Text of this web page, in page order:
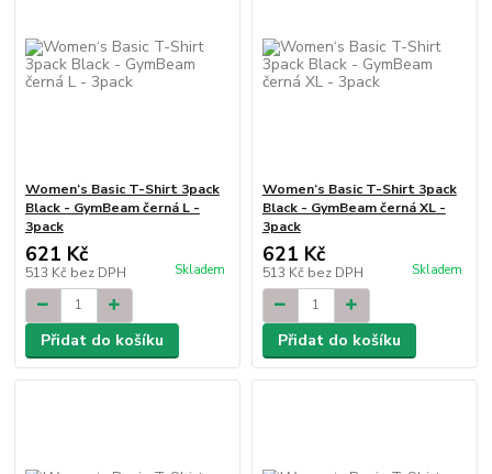
Women‘s Basic T-Shirt 3pack
Black - GymBeam černá L -
3pack
621 Kč
513 Kč bez DPH Skladem
Přidat do košíku
Women‘s Basic T-Shirt 3pack
Black - GymBeam černá XL -
3pack
621 Kč
513 Kč bez DPH Skladem
Přidat do košíku